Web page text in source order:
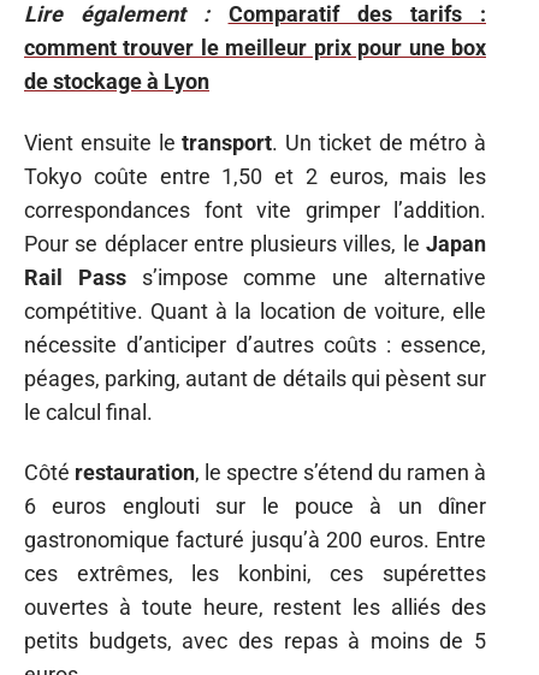
Lire également :
Comparatif des tarifs :
comment trouver le meilleur prix pour une box
de stockage à Lyon
Vient ensuite letransport. Un ticket de métro à
Tokyo coûte entre 1,50 et 2 euros, mais les
correspondances font vite grimper l’addition.
Pour se déplacer entre plusieurs villes, le Japan
Rail Passs’impose comme une alternative
compétitive. Quant à la location de voiture, elle
nécessite d’anticiper d’autres coûts : essence,
péages, parking, autant de détails qui pèsent sur
le calcul final.
Côté restauration, le spectre s’étend du ramen à
6 euros englouti sur le pouce à un dîner
gastronomique facturé jusqu’à 200 euros. Entre
ces extrêmes, les konbini, ces supérettes
ouvertes à toute heure, restent les alliés des
petits budgets, avec des repas à moins de 5